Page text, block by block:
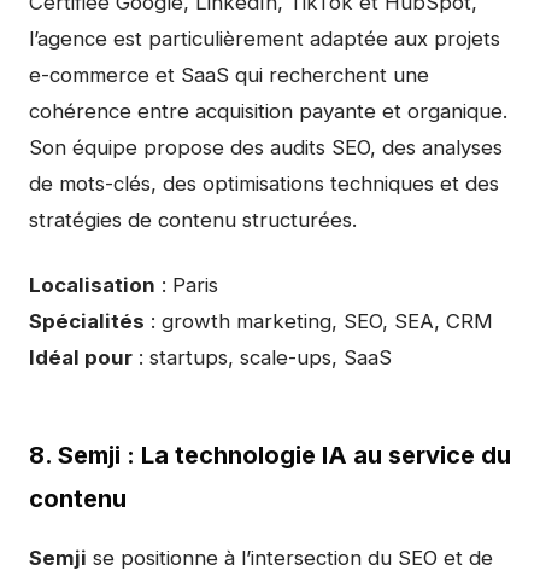
l’agence est particulièrement adaptée aux projets
e-commerce et SaaS qui recherchent une
cohérence entre acquisition payante et organique.
Son équipe propose des audits SEO, des analyses
de mots-clés, des optimisations techniques et des
stratégies de contenu structurées.
Localisation : Paris
Spécialités : growth marketing, SEO, SEA, CRM
Idéal pour : startups, scale-ups, SaaS
8. Semji : La technologie IA au service du
contenu
Semji se positionne à l’intersection du SEO et de